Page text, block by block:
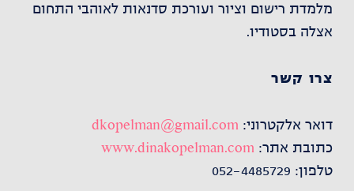
מלמדת רישום וציור ועורכת סדנאות לאוהבי התחום
אצלה בסטודיו.
צרו קשר
דואר אלקטרוני: dkopelman@gmail.com
כתובת אתר: www.dinakopelman.com
טלפון: 052-4485729